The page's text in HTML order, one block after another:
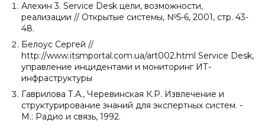
Алехин 3. Service Desk цели, возможности,
реализации // Открытые системы, №5-6, 2001, стр. 43-
48.
Белоус Сергей //
http://www.itsmportal.com.ua/art002.html Service Desk,
управление инцидентами и мониторинг ИТ-
инфраструктуры
Гаврилова Т.А., Черевинская К.Р. Извлечение и
структурирование знаний для экспертных систем. -
М.: Радио и связь, 1992.